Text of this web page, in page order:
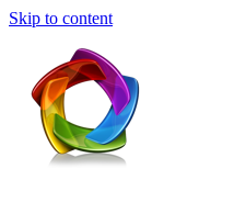
Skip to content